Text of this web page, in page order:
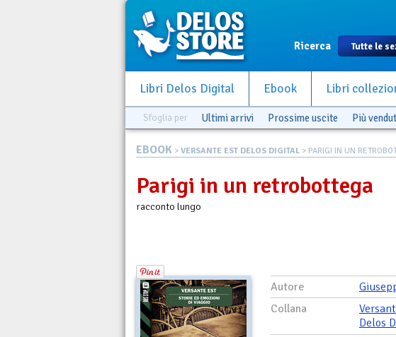
Ricerca
Libri Delos Digital Ebook Libri
Sfoglia per Ultimi arrivi Prossime uscite Più
EBOOK > VERSANTE EST DELOS DIGITAL > PARIGI IN UN
Parigi in un retrobottega
racconto lungo
Autore
Collana
Delos